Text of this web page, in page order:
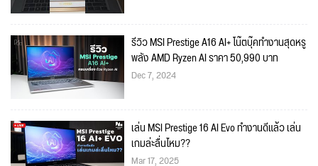
รีวิว MSI Prestige A16 AI+ โน๊ตบุ๊คทำงานสุดหรู
พลัง AMD Ryzen AI ราคา 50,990 บาท
Dec 7, 2024
เล่น MSI Prestige 16 AI Evo ทำงานดีแล้ว เล่น
เกมล่ะลื่นไหม??
Mar 17, 2025